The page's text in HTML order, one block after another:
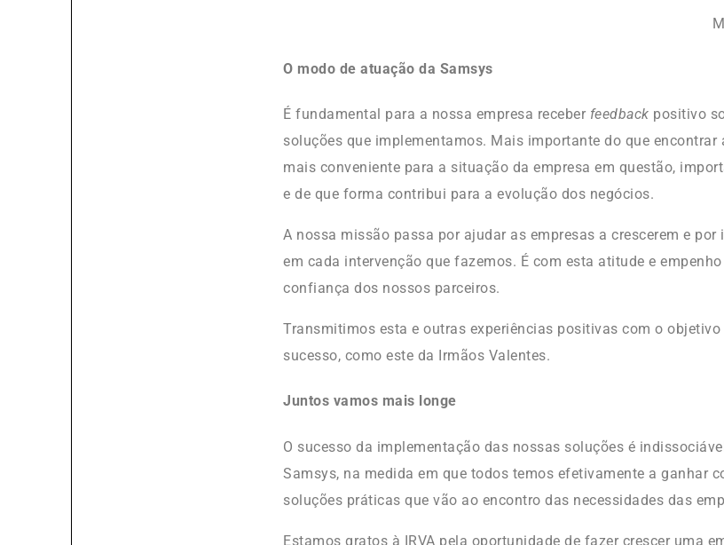
O modo de atuação da Samsys
É fundamental para a nossa empresa receber feedback positivo
soluções que implementamos. Mais importante do que encontrar
mais conveniente para a situação da empresa em questão,
e de que forma contribui para a evolução dos negócios.
A nossa missão passa por ajudar as empresas a crescerem e
em cada intervenção que fazemos. É com esta atitude e
confiança dos nossos parceiros.
Transmitimos esta e outras experiências positivas com o
sucesso, como este da Irmãos Valentes.
Juntos vamos mais longe
O sucesso da implementação das nossas soluções é
Samsys, na medida em que todos temos efetivamente a ganhar
soluções práticas que vão ao encontro das necessidades das
Estamos gratos à IRVA pela oportunidade de fazer crescer uma